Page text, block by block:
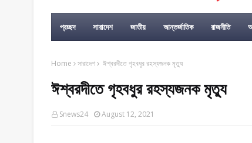
প্রচ্ছদ সারাদেশ জাতীয় আন্তর্জাতিক রাজনীতি
Home সারাদেশ ঈশ্বরদীতে গৃহবধুর রহস্যজনক মৃত্যু
ঈশ্বরদীতে গৃহবধুর রহস্যজনক মৃত্যু
Snews24 August 12, 2021